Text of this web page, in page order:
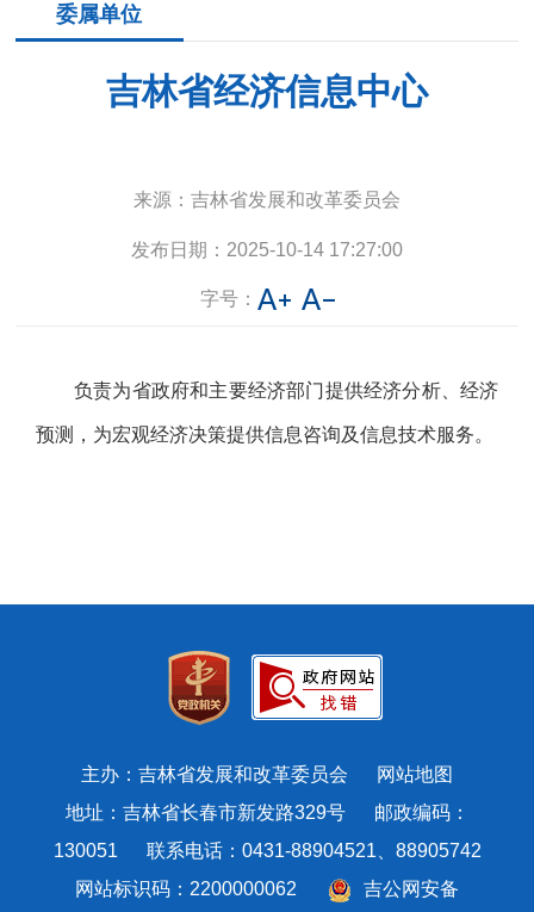
委属单位
吉林省经济信息中心
来源： 吉林省发展和改革委员会
发布日期： 2025-10-14 17:27:00
字号：
负责为省政府和主要经济部门提供经济分析、经济
预测，为宏观经济决策提供信息咨询及信息技术服务。
主办：吉林省发展和改革委员会
网站地图
地址：吉林省长春市新发路329号 邮政编码：
130051 联系电话：0431-88904521、88905742
网站标识码：2200000062
吉公网安备